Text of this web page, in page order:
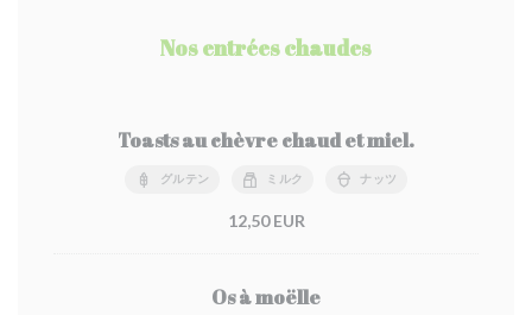
Nos entrées chaudes
Toasts au chèvre chaud et miel.
グルテン ミルク ナッツ
12,50 EUR
Os à moëlle